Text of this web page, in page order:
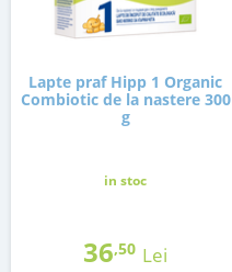
Lapte praf Hipp 1 Organic
Combiotic de la nastere 300
g
in stoc
36,50 Lei